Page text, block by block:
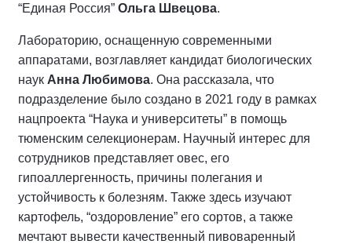
“Единая Россия” Ольга Швецова.
Лабораторию, оснащенную современными
аппаратами, возглавляет кандидат биологических
наук Анна Любимова. Она рассказала, что
подразделение было создано в 2021 году в рамках
нацпроекта “Наука и университеты” в помощь
тюменским селекционерам. Научный интерес для
сотрудников представляет овес, его
гипоаллергенность, причины полегания и
устойчивость к болезням. Также здесь изучают
картофель, “оздоровление” его сортов, а также
мечтают вывести качественный пивоваренный